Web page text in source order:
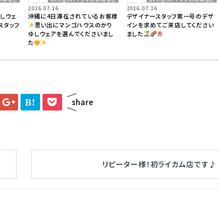
ウェ
タッフ
2026.07.16
沖縄に4日滞在されているお客様
思い出にマンゴハウスのかり
ゆしウェアを選んでくださいまし
た
2026.07.16
デザイナースタッフ第一号のデザ
インを求めてご来店してください
ました
B! share
リピーター様！初ライカム店です♪